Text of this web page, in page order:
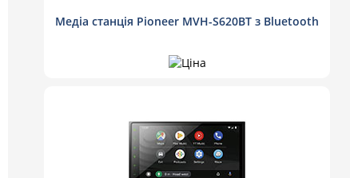
Медіа станція Pioneer MVH-S620BT з Bluetooth